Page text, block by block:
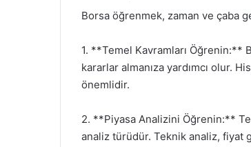
Borsa öğrenmek, zaman ve çaba
1. **Temel Kavramları Öğrenin:**
kararlar almanıza yardımcı olur.
önemlidir.
2. **Piyasa Analizini Öğrenin:**
analiz türüdür. Teknik analiz,